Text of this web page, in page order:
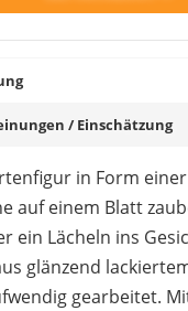
/ Einschätzung
in Form
auf einem Blatt
ein Lächeln ins
glänzend
gearbeitet.